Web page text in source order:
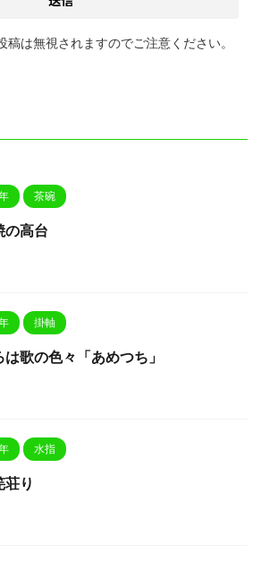
稿は無視されますのでご注意ください。
茶碗
の高台
掛軸
は歌の色々「あめつち」
水指
荘り